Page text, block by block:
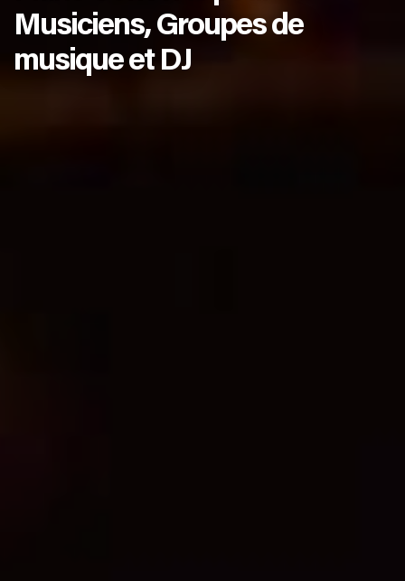
Musiciens, Groupes de
musique et DJ